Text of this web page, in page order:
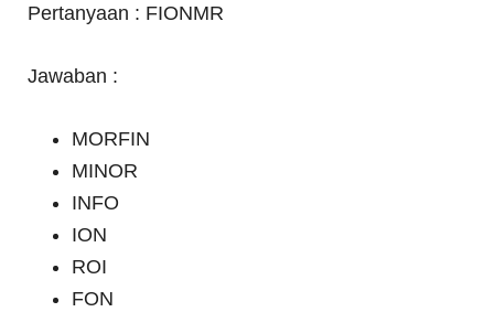
Pertanyaan : FIONMR
Jawaban :
MORFIN
MINOR
INFO
ION
ROI
FON